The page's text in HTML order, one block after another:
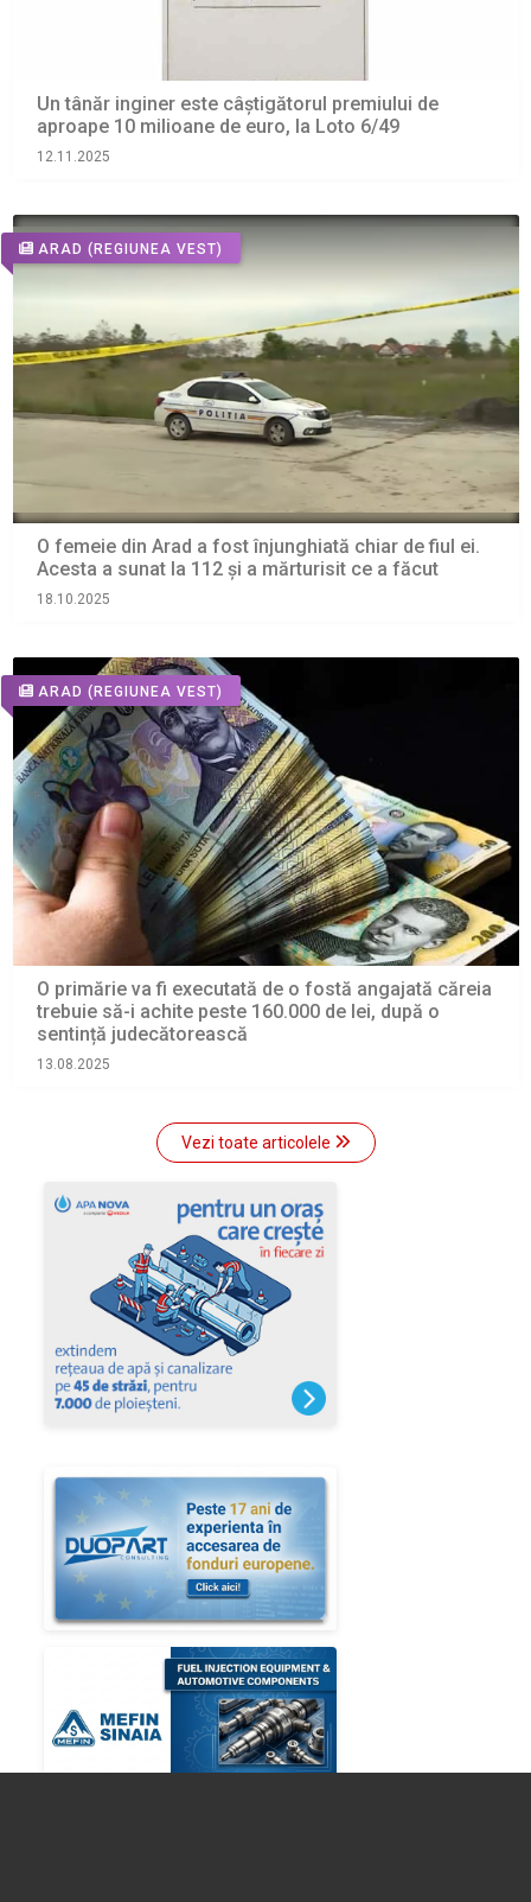
Un tânăr inginer este câștigătorul premiului de
aproape 10 milioane de euro, la Loto 6/49
12.11.2025
ARAD (REGIUNEA VEST)
O femeie din Arad a fost înjunghiată chiar de fiul ei.
Acesta a sunat la 112 și a mărturisit ce a făcut
18.10.2025
ARAD (REGIUNEA VEST)
O primărie va fi executată de o fostă angajată căreia
trebuie să-i achite peste 160.000 de lei, după o
sentință judecătorească
13.08.2025
Vezi toate articolele